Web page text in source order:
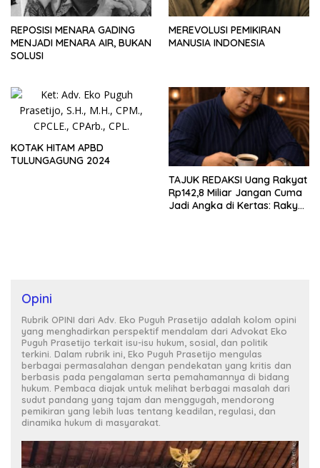
REPOSISI MENARA GADING
MENJADI MENARA AIR, BUKAN
SOLUSI
MEREVOLUSI PEMIKIRAN
MANUSIA INDONESIA
KOTAK HITAM APBD
TULUNGAGUNG 2024
TAJUK REDAKSI Uang Rakyat
Rp142,8 Miliar Jangan Cuma
Jadi Angka di Kertas: Rakyat
Opini
Rubrik OPINI dari Adv. Eko Puguh Prasetijo adalah kolom opini
yang menghadirkan perspektif mendalam dari Advokat Eko
Puguh Prasetijo terkait isu-isu hukum, sosial, dan politik
terkini. Dalam rubrik ini, Eko Puguh Prasetijo mengulas
berbagai permasalahan dengan pendekatan yang kritis dan
berbasis pada pengalaman serta pemahamannya di bidang
hukum. Pembaca diajak untuk melihat berbagai masalah dari
sudut pandang yang tajam dan menggugah, mendorong
pemikiran yang lebih luas tentang keadilan, regulasi, dan
dinamika hukum di masyarakat.